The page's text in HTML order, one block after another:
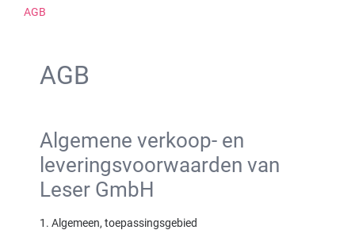
AGB
AGB
Algemene verkoop- en
leveringsvoorwaarden van
Leser GmbH
1. Algemeen, toepassingsgebied